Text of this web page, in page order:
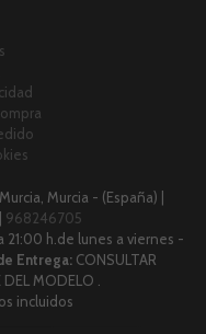
Murcia - (España) |
968246705
21:00 h.de lunes a viernes -
Entrega: CONSULTAR
MODELO .
incluidos